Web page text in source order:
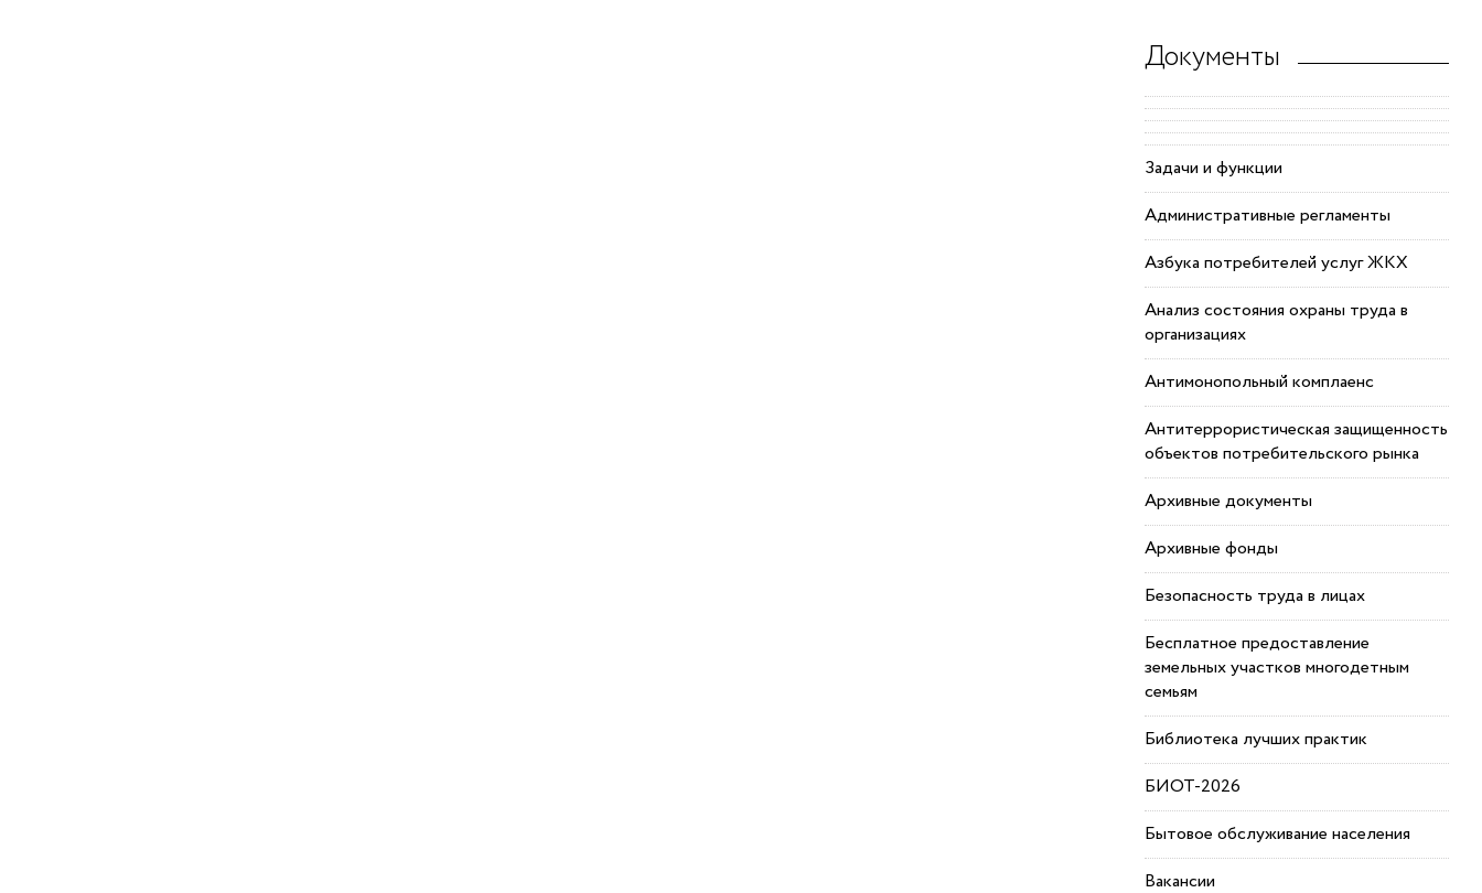
Документы
Задачи и функции
Административные регламенты
Азбука потребителей услуг ЖКХ
Анализ состояния охраны труда в
организациях
Антимонопольный комплаенс
Антитеррористическая защищенность
объектов потребительского рынка
Архивные документы
Архивные фонды
Безопасность труда в лицах
Бесплатное предоставление
земельных участков многодетным
семьям
Библиотека лучших практик
БИОТ-2026
Бытовое обслуживание населения
Вакансии